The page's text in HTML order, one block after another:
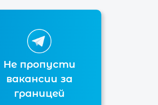
Не пропусти
вакансии за
границей